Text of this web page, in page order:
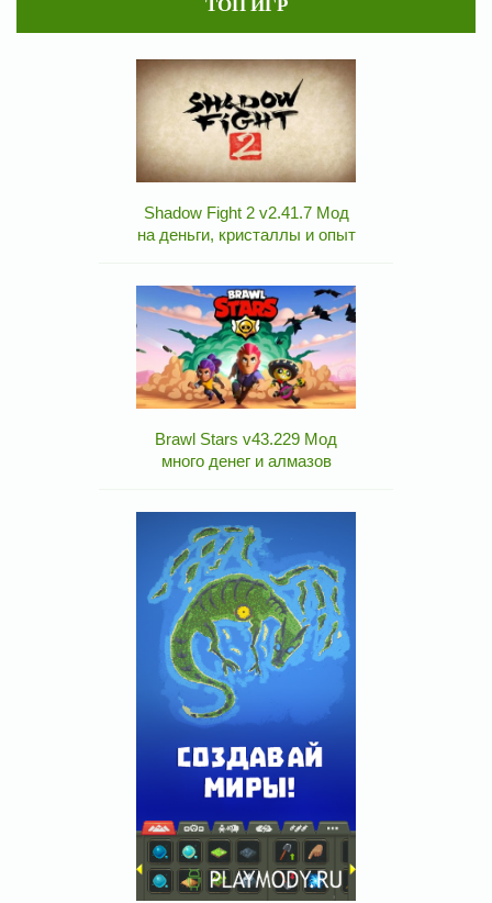
ТОП ИГР
Shadow Fight 2 v2.41.7 Мод
на деньги, кристаллы и опыт
Brawl Stars v43.229 Мод
много денег и алмазов